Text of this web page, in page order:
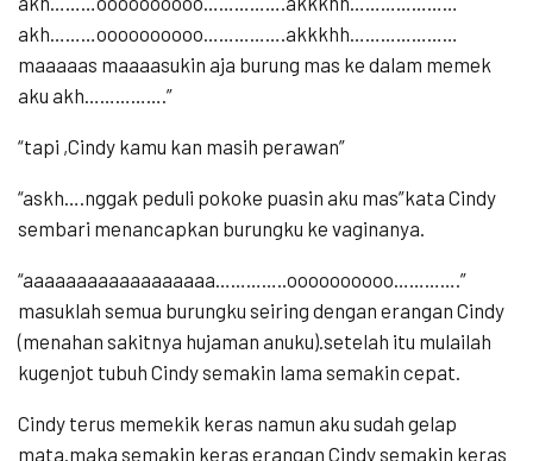
akh………oooooooooo…………….akkkhh…………………
maaaaas maaaasukin aja burung mas ke dalam memek
aku akh…………….”
“tapi ,Cindy kamu kan masih perawan”
“askh….nggak peduli pokoke puasin aku mas”kata Cindy
sembari menancapkan burungku ke vaginanya.
“aaaaaaaaaaaaaaaaaa…………..oooooooooo………….”
masuklah semua burungku seiring dengan erangan Cindy
(menahan sakitnya hujaman anuku).setelah itu mulailah
kugenjot tubuh Cindy semakin lama semakin cepat.
Cindy terus memekik keras namun aku sudah gelap
mata.maka semakin keras erangan Cindy semakin keras